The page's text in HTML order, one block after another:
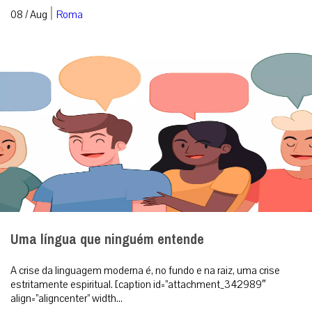
08 / Aug | Roma
Uma língua que ninguém entende
A crise da linguagem moderna é, no fundo e na raiz, uma crise
estritamente espiritual. [caption id=”attachment_342989″
align=”aligncenter” width...